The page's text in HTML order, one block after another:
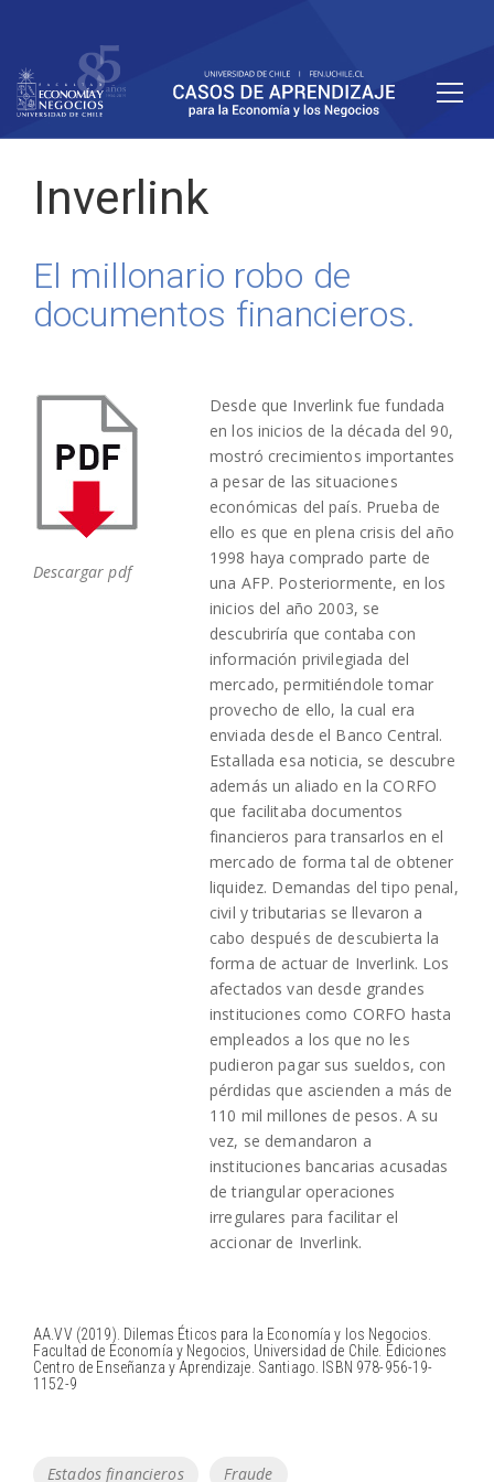
Inverlink
El millonario robo de
documentos financieros.
Descargar pdf
Desde que Inverlink fue fundada
en los inicios de la década del 90,
mostró crecimientos importantes
a pesar de las situaciones
económicas del país. Prueba de
ello es que en plena crisis del año
1998 haya comprado parte de
una AFP. Posteriormente, en los
inicios del año 2003, se
descubriría que contaba con
información privilegiada del
mercado, permitiéndole tomar
provecho de ello, la cual era
enviada desde el Banco Central.
Estallada esa noticia, se descubre
además un aliado en la CORFO
que facilitaba documentos
financieros para transarlos en el
mercado de forma tal de obtener
liquidez. Demandas del tipo penal,
civil y tributarias se llevaron a
cabo después de descubierta la
forma de actuar de Inverlink. Los
afectados van desde grandes
instituciones como CORFO hasta
empleados a los que no les
pudieron pagar sus sueldos, con
pérdidas que ascienden a más de
110 mil millones de pesos. A su
vez, se demandaron a
instituciones bancarias acusadas
de triangular operaciones
irregulares para facilitar el
accionar de Inverlink.
AA.VV (2019). Dilemas Éticos para la Economía y los Negocios.
Facultad de Economía y Negocios, Universidad de Chile. Ediciones
Centro de Enseñanza y Aprendizaje. Santiago. ISBN 978-956-19-
1152-9
Tags
Estados financieros Fraude